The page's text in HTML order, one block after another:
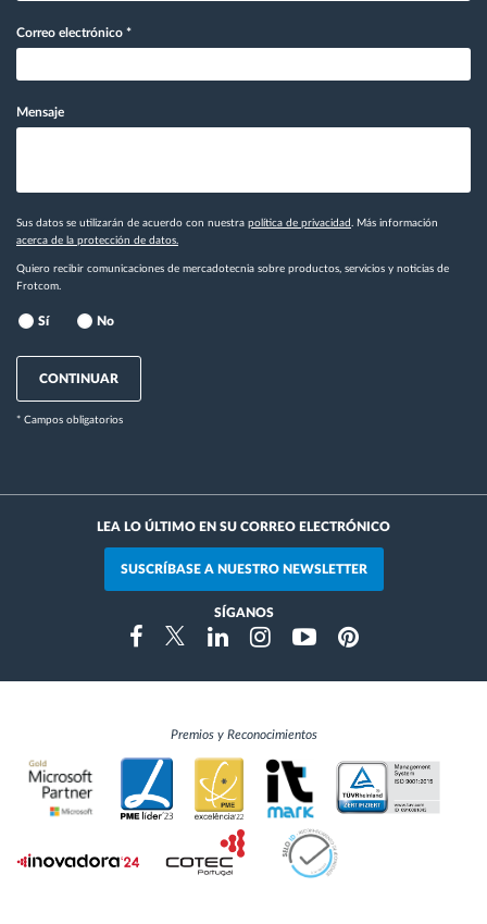
Correo electrónico *
Mensaje
Sus datos se utilizarán de acuerdo con nuestra política de privacidad
. Más información
acerca de la protección de datos.
Quiero recibir comunicaciones de mercadotecnia sobre productos, servicios y noticias de
Frotcom.
Sí No
CONTINUAR
* Campos obligatorios
LEA LO ÚLTIMO EN SU CORREO ELECTRÓNICO
SUSCRÍBASE A NUESTRO NEWSLETTER
SÍGANOS
FacebookTwitterLinkedinInstragramYoutubePinterest
Premios y Reconocimientos